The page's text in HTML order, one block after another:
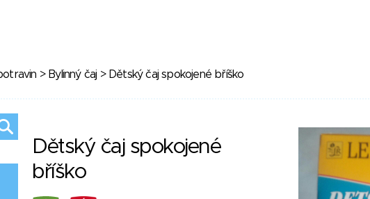
> Bylinný čaj > Dětský čaj spokojené bříško
Dětský čaj spokojené
bříško